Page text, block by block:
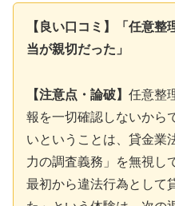
【良い口コミ】「任意
当が親切だった」
【注意点・論破】 任意整
報を一切確認しないから
いということは、貸金業
力の調査義務」を無視し
最初から違法行為として